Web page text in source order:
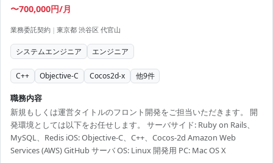
〜700,000円/月
業務委託契約 | 東京都 渋谷区 代官山
システムエンジニア エンジニア
C++ Objective-C Cocos2d-x 他9件
職務内容
新規もしくは運営タイトルのフロント開発をご担当いただきます。 開
発環境としては以下をお任せします。 サーバサイド: Ruby on Rails、
MySQL、Redis iOS: Objective-C、C++、Cocos-2d Amazon Web
Services (AWS) GitHub サーバ OS: Linux 開発用 PC: Mac OS X